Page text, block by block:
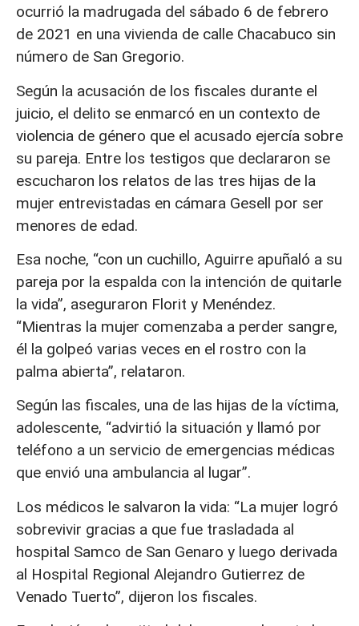
ocurrió la madrugada del sábado 6 de febrero
de 2021 en una vivienda de calle Chacabuco sin
número de San Gregorio.
Según la acusación de los fiscales durante el
juicio, el delito se enmarcó en un contexto de
violencia de género que el acusado ejercía sobre
su pareja. Entre los testigos que declararon se
escucharon los relatos de las tres hijas de la
mujer entrevistadas en cámara Gesell por ser
menores de edad.
Esa noche, “con un cuchillo, Aguirre apuñaló a su
pareja por la espalda con la intención de quitarle
la vida”, aseguraron Florit y Menéndez.
“Mientras la mujer comenzaba a perder sangre,
él la golpeó varias veces en el rostro con la
palma abierta”, relataron.
Según las fiscales, una de las hijas de la víctima,
adolescente, “advirtió la situación y llamó por
teléfono a un servicio de emergencias médicas
que envió una ambulancia al lugar”.
Los médicos le salvaron la vida: “La mujer logró
sobrevivir gracias a que fue trasladada al
hospital Samco de San Genaro y luego derivada
al Hospital Regional Alejandro Gutierrez de
Venado Tuerto”, dijeron los fiscales.